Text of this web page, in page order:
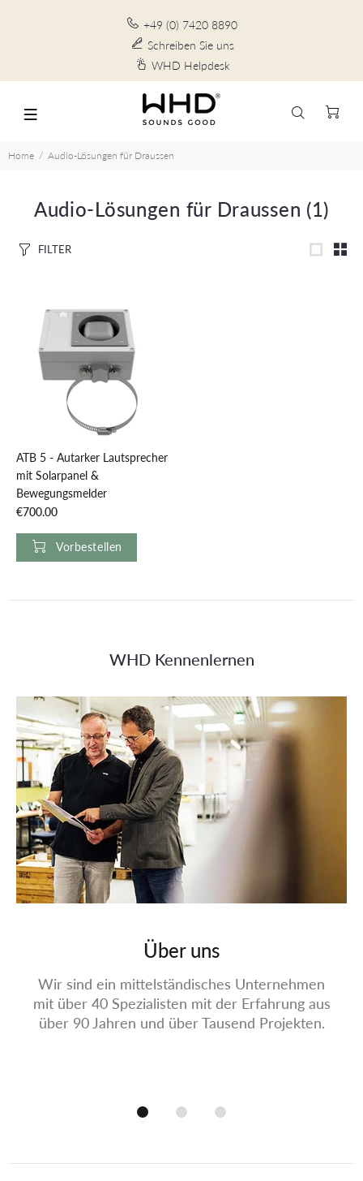
+49 (0) 7420 8890
Schreiben Sie uns
WHD Helpdesk
Home Audio-Lösungen für Draussen
Audio-Lösungen für Draussen (1)
FILTER
ATB 5 - Autarker Lautsprecher
mit Solarpanel &
Bewegungsmelder
€700.00
Vorbestellen
WHD Kennenlernen
Über uns
Wir sind ein mittelständisches Unternehmen
mit über 40 Spezialisten mit der Erfahrung aus
über 90 Jahren und über Tausend Projekten.